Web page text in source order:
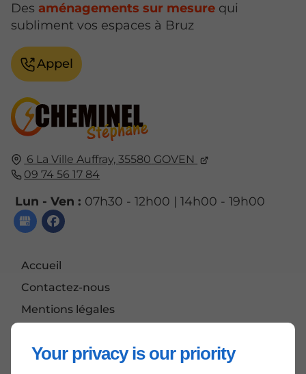
Your privacy is our priority
6 La Ville Auffray,35580 GOVEN
09 74 56 17 84
Lun - Ven : 07h30 - 12h00 | 14h00 - 19h00
Accueil
Contactez-nous
Mentions légales
Des aménagements sur mesure qui
subliment vos espaces à Bruz
Appel